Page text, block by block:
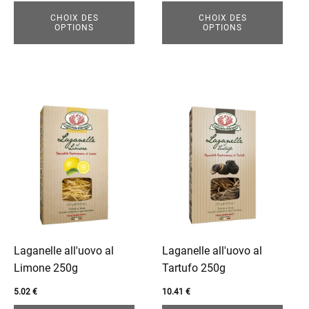
CHOIX DES
OPTIONS
CHOIX DES
OPTIONS
Laganelle all'uovo al
Limone 250g
5.02 €
produit
plusieurs
variations.
options
être
choisies
sur
la
Laganelle all'uovo al
Tartufo 250g
10.41€
produit
plusieurs
variations.
options
être
choisies
sur
la